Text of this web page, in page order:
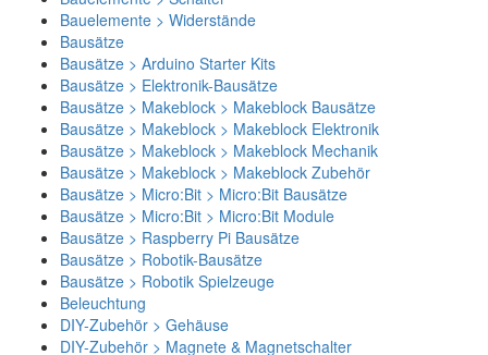
Bauelemente > Widerstände
Bausätze
Bausätze > Arduino Starter Kits
Bausätze > Elektronik-Bausätze
Bausätze > Makeblock > Makeblock Bausätze
Bausätze > Makeblock > Makeblock Elektronik
Bausätze > Makeblock > Makeblock Mechanik
Bausätze > Makeblock > Makeblock Zubehör
Bausätze > Micro:Bit > Micro:Bit Bausätze
Bausätze > Micro:Bit > Micro:Bit Module
Bausätze > Raspberry Pi Bausätze
Bausätze > Robotik-Bausätze
Bausätze > Robotik Spielzeuge
Beleuchtung
DIY-Zubehör > Gehäuse
DIY-Zubehör > Magnete & Magnetschalter